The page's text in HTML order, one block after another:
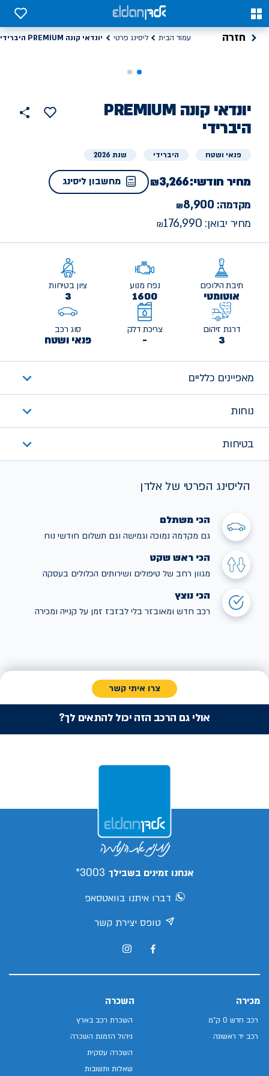
0
0
חזרה עמוד הבית ליסינג פרטי יונדאי קונה PREMIUM היברידי
ליסינג
פרטי
יונדאי
קונה PREMIUM
היברידי
הוסף
למועדפים
פנאי ושטח היברידי שנת 2026
מחיר חודשי:3,266 מחשבון ליסינג
מקדמה: 8,900
מחיר יבואן: 176,990
תיבת הילוכים
אוטומטי
נפח מנוע
1600
ציון בטיחות
3
דרגת זיהום
3
צריכת דלק
-
סוג רכב
פנאי ושטח
מאפיינים כלליים
נוחות
בטיחות
הליסינג הפרטי של אלדן
הכי משתלם
גם מקדמה נמוכה וגמישה וגם תשלום חודשי נוח
הכי ראש שקט
מגוון רחב של טיפולים ושירותים הכלולים בעסקה
הכי נוצץ
רכב חדש ומאובזר בלי לבזבז זמן על קנייה ומכירה
צרו איתי קשר
אולי גם הרכב הזה יכול להתאים לך?
אנחנו זמינים בשבילך 3003*
דברו איתנו בוואטסאפ
טופס יצירת קשר
מכירה
רכב חדש 0 ק"מ
רכב יד ראשונה
השכרה
השכרת רכב בארץ
ניהול הזמנת השכרה
השכרה עסקית
שאלות ותשובות